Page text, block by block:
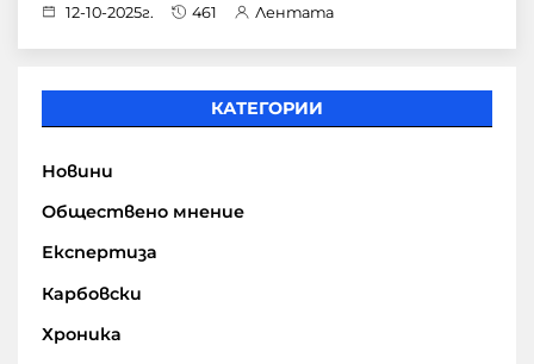
12-10-2025г. 461 Лентата
КАТЕГОРИИ
Новини
Обществено мнение
Експертиза
Карбовски
Хроника